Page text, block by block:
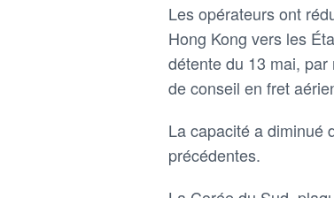
Les opérateurs ont
Hong Kong vers les
détente du 13 mai,
de conseil en fret
La capacité a diminué
précédentes.